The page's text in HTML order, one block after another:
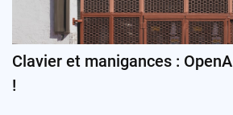
Clavier et manigances :
!